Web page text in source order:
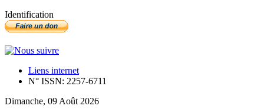
Identification
Liens internet
N° ISSN: 2257-6711
Dimanche, 09 Août 2026